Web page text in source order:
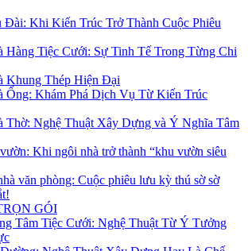
Đài: Khi Kiến Trúc Trở Thành Cuộc Phiêu
Hàng Tiệc Cưới: Sự Tinh Tế Trong Từng Chi
Khung Thép Hiện Đại
Ống: Khám Phá Dịch Vụ Từ Kiến Trúc
Thờ: Nghệ Thuật Xây Dựng và Ý Nghĩa Tâm
Khi ngôi nhà trở thành “khu vườn siêu
văn phòng: Cuộc phiêu lưu kỳ thú sờ sờ
GÓI
Tâm Tiệc Cưới: Nghệ Thuật Từ Ý Tưởng